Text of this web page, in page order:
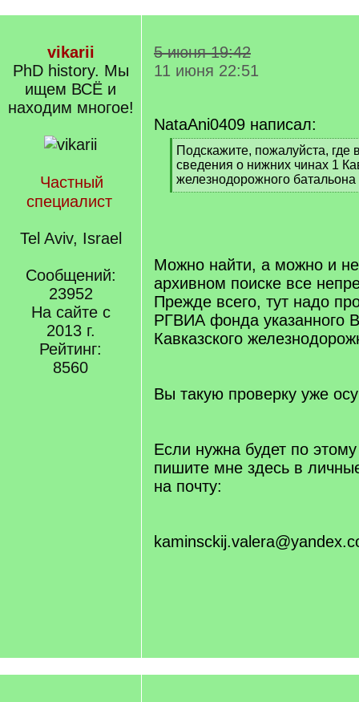
vikarii
PhD history. Мы
ищем ВСЁ и
находим многое!
Частный
специалист
Tel Aviv, Israel
Сообщений:
23952
На сайте с
2013 г.
Рейтинг:
8560
5 июня 19:42
11 июня 22:51
NataAni0409 написал:
[
q
]
Подскажите, пожалуйста,
сведения о нижних чинах 1
железнодорожного батальона
[
Можно найти, а можно и
архивном поиске все
Прежде всего, тут надо
РГВИА фонда указанного
Кавказского
Вы такую проверку уже
Если нужна будет по
пишите мне здесь в
на почту: